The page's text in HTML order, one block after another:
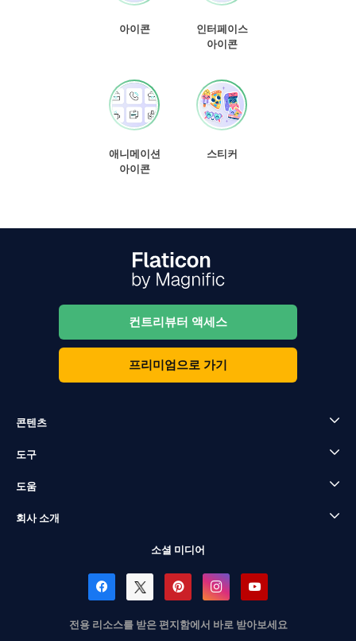
아이콘
인터페이스
아이콘
애니메이션
아이콘
스티커
컨트리뷰터 액세스
프리미엄으로 가기
콘텐츠
도구
도움
회사 소개
소셜 미디어
전용 리소스를 받은 편지함에서 바로 받아보세요